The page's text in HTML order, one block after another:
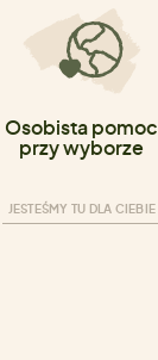
Osobista pomoc
przy wyborze
JESTEŚMY TU DLA CIEBIE